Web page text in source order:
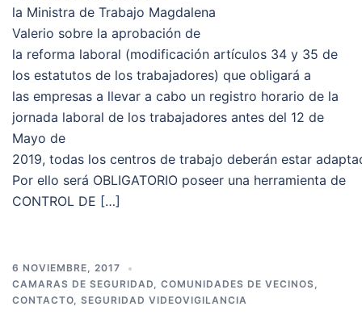
la Ministra de Trabajo Magdalena
Valerio sobre la aprobación de
la reforma laboral (modificación artículos 34 y 35 de
los estatutos de los trabajadores) que obligará a
las empresas a llevar a cabo un registro horario de la
jornada laboral de los trabajadores antes del 12 de
Mayo de
2019, todas los centros de trabajo deberán estar
Por ello será OBLIGATORIO poseer una herramienta de
CONTROL DE […]
6 NOVIEMBRE, 2017
CAMARAS DE SEGURIDAD, COMUNIDADES DE VECINOS,
CONTACTO, SEGURIDAD VIDEOVIGILANCIA